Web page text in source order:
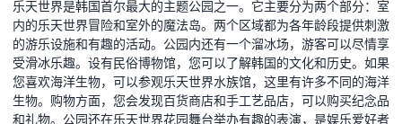
乐天世界是韩国首尔最大的主题公园之一。它主要分为两个部分：室
内的乐天世界冒险和室外的魔法岛。两个区域都为各年龄段提供刺激
的游乐设施和有趣的活动。公园内还有一个溜冰场，游客可以尽情享
受滑冰乐趣。设有民俗博物馆，您可以了解韩国的文化和历史。如果
您喜欢海洋生物，可以参观乐天世界水族馆，这里有许多不同的海洋
生物。购物方面，您会发现百货商店和手工艺品店，可以购买纪念品
和礼物。公园还在乐天世界花园舞台举办有趣的表演，是娱乐爱好者